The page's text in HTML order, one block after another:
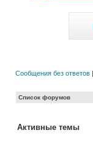
Сообщения без ответов |
Список форумов
Активные темы